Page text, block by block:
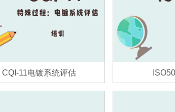
CQI-11电镀系统评估